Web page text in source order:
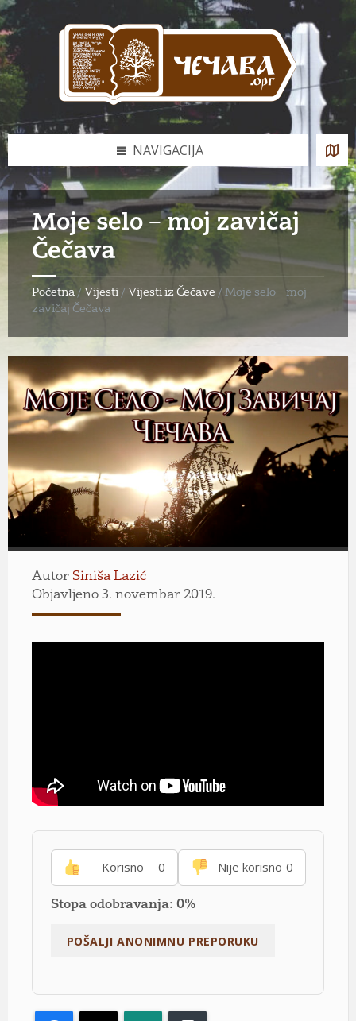
Skip
to
content
Skip
to
left
sidebar
Skip
to
footer
NAVIGACIJA
Moje selo – moj zavičaj
Čečava
Početna / Vijesti / Vijesti iz Čečave / Moje selo – moj
zavičaj Čečava
Autor Siniša Lazić
Objavljeno 3. novembar 2019.
Korisno 0 Nije korisno 0
Stopa odobravanja: 0%